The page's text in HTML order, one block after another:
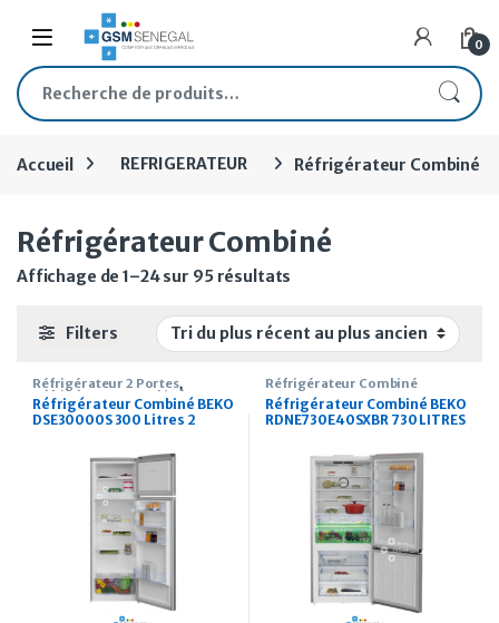
Skip to navigation
Skip to content
Open 0
Recherche pour :
Accueil REFRIGERATEUR Réfrigérateur Combiné
Réfrigérateur Combiné
Affichage de 1–24 sur 95 résultats
Filters
Réfrigérateur 2 Portes,
Réfrigérateur Combiné
Réfrigérateur Combiné BEKO
DSE30000S 300 Litres 2
Réfrigérateur Combiné
Réfrigérateur Combiné BEKO
RDNE730E40SXBR 730 LITRES